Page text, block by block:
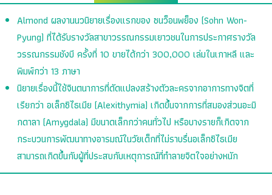
Almond ผลงานนวนิยายเรื่องแรกของ ซนว็อนพย็อง (Sohn Won-
Pyung) ที่ได้รับรางวัลสาขาวรรณกรรมเยาวชนในการประกาศรางวัล
วรรณกรรมชังบี ครั้งที่ 10 ขายได้กว่า 300,000 เล่มในเกาหลี และ
พิมพ์กว่า 13 ภาษา
นิยายเรื่องนี้ใช้จินตนาการที่ดัดแปลงสร้างตัวละครจากอาการทางจิตที่
เรียกว่า อเล็กซิไธเมีย (Alexithymia) เกิดขึ้นจากการที่สมองส่วนอะมิ
กดาลา (Amygdala) มีขนาดเล็กกว่าคนทั่วไป หรือบางรายก็เกิดจาก
กระบวนการพัฒนาทางอารมณ์ในวัยเด็กที่ไม่ราบรื่นอเล็กซิไธเมีย
สามารถเกิดขึ้นกับผู้ที่ประสบกับเหตุการณ์ที่ทำลายจิตใจอย่างหนัก